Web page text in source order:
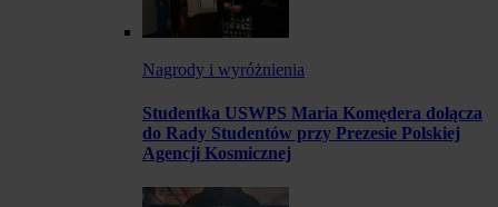
Nagrody i wyróżnienia
Studentka USWPS Maria Komędera dołącza
do Rady Studentów przy Prezesie Polskiej
Agencji Kosmicznej